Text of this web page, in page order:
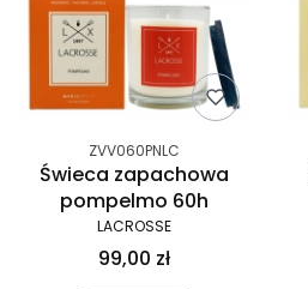
ZVV060PNLC
Świeca zapachowa
pompelmo 60h
LACROSSE
99,00 zł